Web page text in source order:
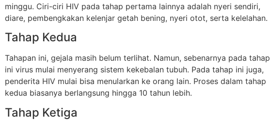
minggu. Ciri-ciri HIV pada tahap pertama lainnya adalah nyeri sendiri,
diare, pembengkakan kelenjar getah bening, nyeri otot, serta kelelahan.
Tahap Kedua
Tahapan ini, gejala masih belum terlihat. Namun, sebenarnya pada tahap
ini virus mulai menyerang sistem kekebalan tubuh. Pada tahap ini juga,
penderita HIV mulai bisa menularkan ke orang lain. Proses dalam tahap
kedua biasanya berlangsung hingga 10 tahun lebih.
Tahap Ketiga